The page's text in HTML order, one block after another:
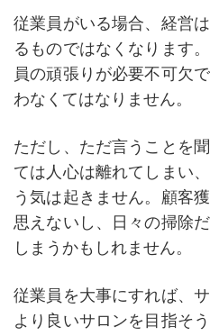
従業員がいる場合、経営
るものではなくなります
員の頑張りが必要不可欠
わなくてはなりません。
ただし、ただ言うことを
ては人心は離れてしまい
う気は起きません。顧客
思えないし、日々の掃除
しまうかもしれません。
従業員を大事にすれば、
より良いサロンを目指そ